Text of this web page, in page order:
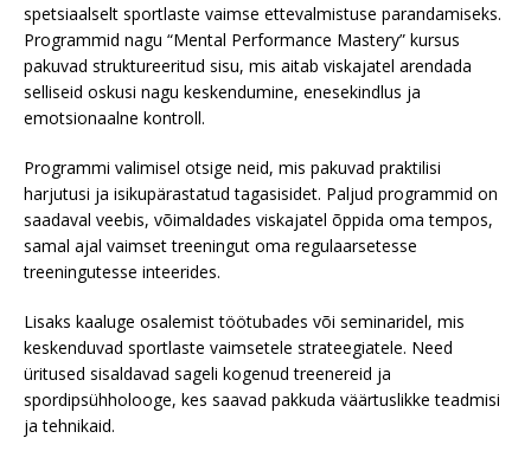
spetsiaalselt sportlaste vaimse ettevalmistuse parandamiseks.
Programmid nagu “Mental Performance Mastery” kursus
pakuvad struktureeritud sisu, mis aitab viskajatel arendada
selliseid oskusi nagu keskendumine, enesekindlus ja
emotsionaalne kontroll.
Programmi valimisel otsige neid, mis pakuvad praktilisi
harjutusi ja isikupärastatud tagasisidet. Paljud programmid on
saadaval veebis, võimaldades viskajatel õppida oma tempos,
samal ajal vaimset treeningut oma regulaarsetesse
treeningutesse inteerides.
Lisaks kaaluge osalemist töötubades või seminaridel, mis
keskenduvad sportlaste vaimsetele strateegiatele. Need
üritused sisaldavad sageli kogenud treenereid ja
spordipsühholooge, kes saavad pakkuda väärtuslikke teadmisi
ja tehnikaid.